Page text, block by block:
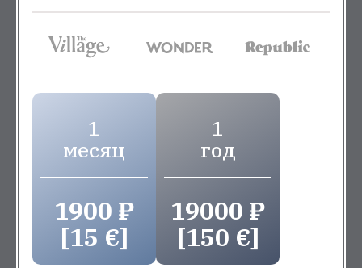
1
месяц
1900 ₽
[15 €]
1
год
19000 ₽
[150 €]